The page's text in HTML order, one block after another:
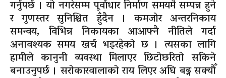
गर्नुपर्छ । यो नगरेसम्म पूर्वाधार निर्माण समयमै सम्पन्न हुने
र गुणस्तर सुनिश्चित हुँदैन । कमजोर अन्तरनिकाय
समन्वय, विभिन्न निकायका आआफ्नै नीतिले गर्दा
अनावश्यक समय खर्च भइरहेको छ । त्यसका लागि
हामीले कानुनी व्यवस्था मिलाएर छिटोछरितो सकिने
बनाउनुपर्छ । सरोकारवालाको राय लिएर अघि बढ्न सक्यौँ